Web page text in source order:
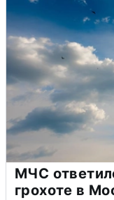
МЧС
грохоте в